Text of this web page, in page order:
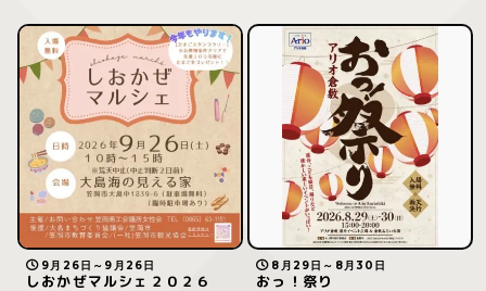
9月26日～9月26日
しおかぜマルシェ２０２６
8月29日～8月30日
おっ！祭り